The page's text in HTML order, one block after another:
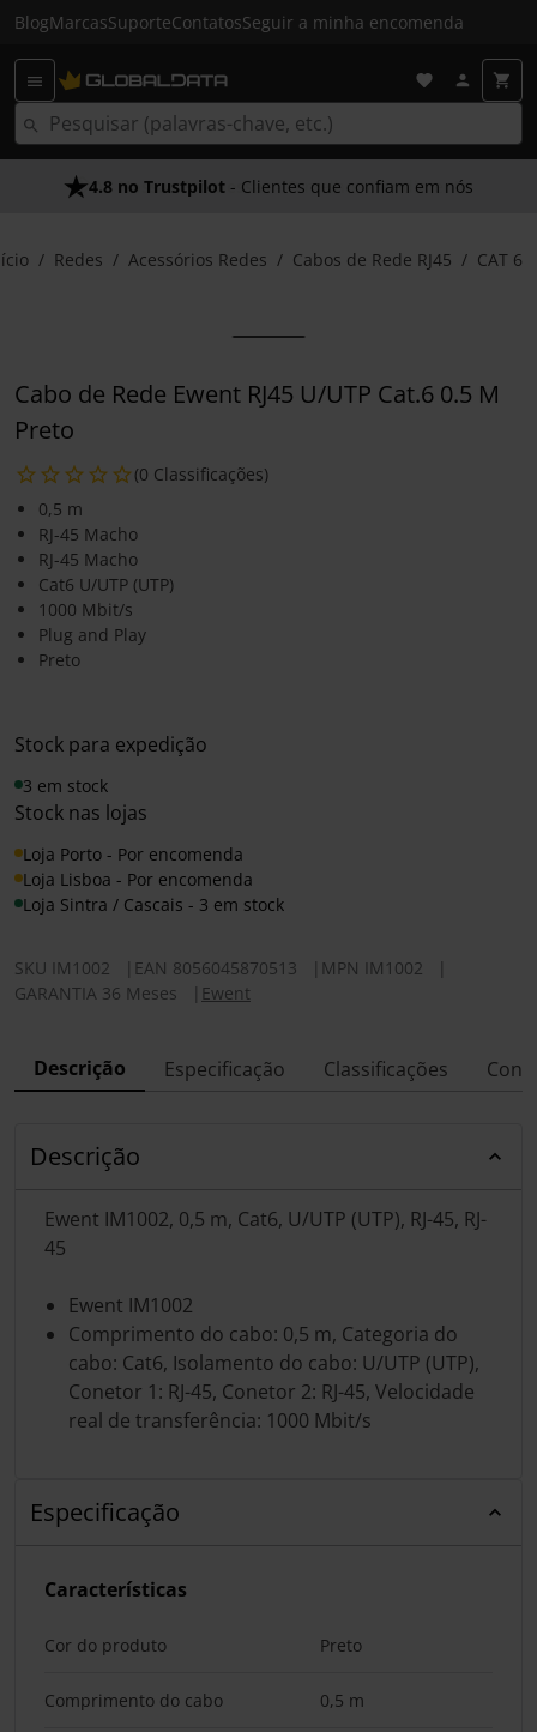
BlogMarcasSuporteContatosSeguir a minha encomenda
4.8 no Trustpilot - Clientes que confiam em nós
Redes Acessórios Redes Cabos de Rede RJ45 CAT 6
Cabo de Rede Ewent RJ45 U/UTP Cat.6 0.5 M
Preto
(0 Classificações)
0,5 m
RJ-45 Macho
RJ-45 Macho
Cat6 U/UTP (UTP)
1000 Mbit/s
Plug and Play
Preto
Stock para expedição
3 em stock
Stock nas lojas
Loja Porto - Por encomenda
Loja Lisboa - Por encomenda
Loja Sintra / Cascais - 3 em stock
SKU IM1002 EAN 8056045870513 MPN IM1002
GARANTIA 36 Meses
Ewent
Descrição Especificação Classificações
Descrição
Ewent IM1002, 0,5 m, Cat6, U/UTP (UTP), RJ-45, RJ-
45
Ewent IM1002
Comprimento do cabo: 0,5 m, Categoria do
cabo: Cat6, Isolamento do cabo: U/UTP (UTP),
Conetor 1: RJ-45, Conetor 2: RJ-45, Velocidade
real de transferência: 1000 Mbit/s
Especificação
Características
Cor do produto Preto
Comprimento do cabo 0,5 m